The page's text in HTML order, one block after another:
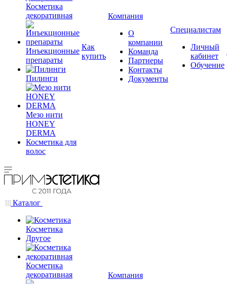
Косметика
декоративная
Инъекционные
препараты
Пилинги
Мезо нити
HONEY
DERMA
Косметика для
волос
Как
купить
Компания
О
компании
Команда
Партнеры
Контакты
Документы
Специалистам
Личный
кабинет
Обучение
Каталог
Косметика
Другое
Косметика
декоративная
Компания